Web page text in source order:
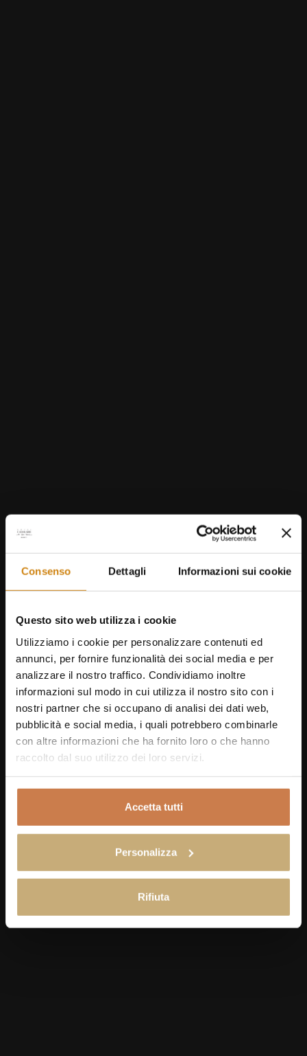
Consenso Dettagli Informazioni sui cookie
Questo sito web utilizza i cookie
Utilizziamo i cookie per personalizzare contenuti ed
annunci, per fornire funzionalità dei social media e per
analizzare il nostro traffico. Condividiamo inoltre
informazioni sul modo in cui utilizza il nostro sito con i
nostri partner che si occupano di analisi dei dati web,
pubblicità e social media, i quali potrebbero combinarle
con altre informazioni che ha fornito loro o che hanno
raccolto dal suo utilizzo dei loro servizi.
Accetta tutti
Personalizza
Rifiuta
RESTAURANT